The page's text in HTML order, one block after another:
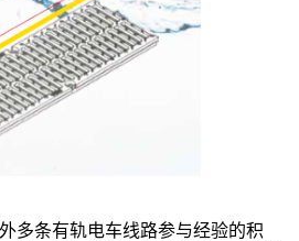
多条有轨电车线路参与经验的积